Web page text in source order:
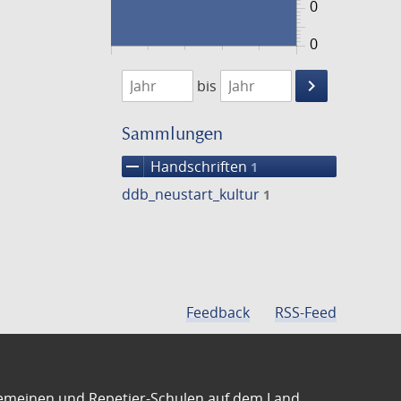
0
0
1474
1475
bis
keyboard_arrow_right
Suche
Sammlungen
remove Handschriften 1
ddb_neustart_kultur 1
Feedback RSS-Feed